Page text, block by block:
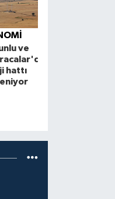
ve
hattı